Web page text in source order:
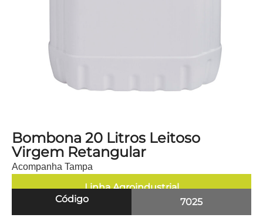
Bombona 20 Litros Leitoso
Virgem Retangular
Acompanha Tampa
Linha Agroindustrial
Código
7025